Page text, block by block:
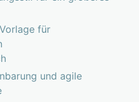
für
und agile